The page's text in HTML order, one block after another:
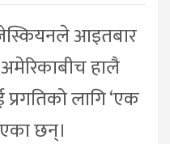
आइतबार
हालै
लागि ‘एक
छन्।